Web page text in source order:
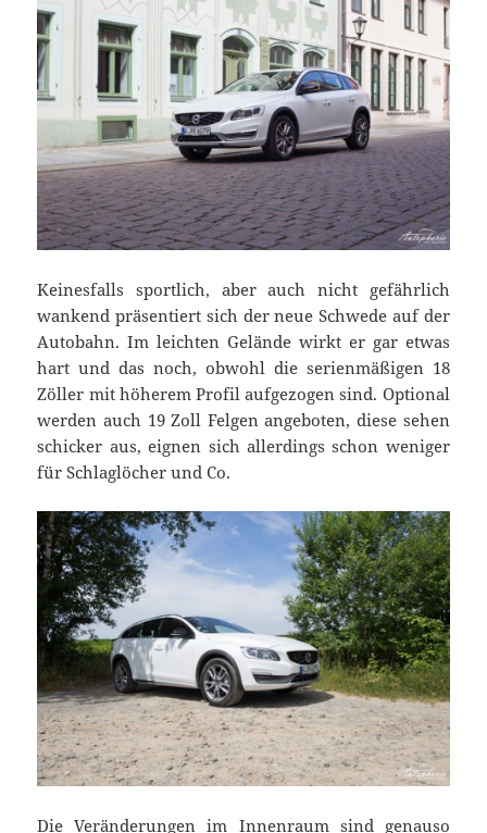
Keinesfalls sportlich, aber auch nicht gefährlich
wankend präsentiert sich der neue Schwede auf der
Autobahn. Im leichten Gelände wirkt er gar etwas
hart und das noch, obwohl die serienmäßigen 18
Zöller mit höherem Profil aufgezogen sind. Optional
werden auch 19 Zoll Felgen angeboten, diese sehen
schicker aus, eignen sich allerdings schon weniger
für Schlaglöcher und Co.
Die Veränderungen im Innenraum sind genauso